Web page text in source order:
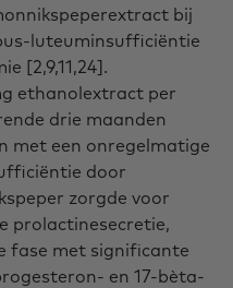
bij
luteuminsufficiëntie
[2,9,11,24].
ethanolextract per
drie maanden
met een onregelmatige
door
zorgde voor
prolactinesecretie,
fase met significante
en 17-bèta-